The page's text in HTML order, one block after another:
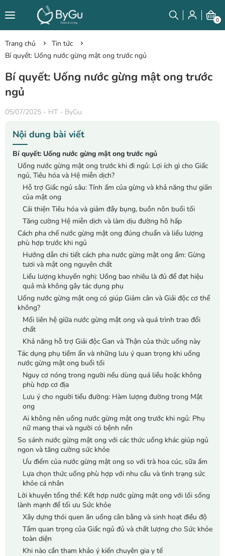
0
Trang chủ
Tin tức
Bí quyết: Uống nước gừng mật ong trước ngủ
Bí quyết: Uống nước gừng mật ong trước
ngủ
05/07/2025 - HT - ByGu
Nội dung bài viết
Bí quyết: Uống nước gừng mật ong trước ngủ
Uống nước gừng mật ong trước khi đi ngủ: Lợi ích gì cho Giấc
ngủ, Tiêu hóa và Hệ miễn dịch?
Hỗ trợ Giấc ngủ sâu: Tính ấm của gừng và khả năng thư giãn
của mật ong
Cải thiện Tiêu hóa và giảm đầy bụng, buồn nôn buổi tối
Tăng cường Hệ miễn dịch và làm dịu đường hô hấp
Cách pha chế nước gừng mật ong đúng chuẩn và liều lượng
phù hợp trước khi ngủ
Hướng dẫn chi tiết cách pha nước gừng mật ong ấm: Gừng
tươi và mật ong nguyên chất
Liều lượng khuyến nghị: Uống bao nhiêu là đủ để đạt hiệu
quả mà không gây tác dụng phụ
Uống nước gừng mật ong có giúp Giảm cân và Giải độc cơ thể
không?
Mối liên hệ giữa nước gừng mật ong và quá trình trao đổi
chất
Khả năng hỗ trợ Giải độc Gan và Thận của thức uống này
Tác dụng phụ tiềm ẩn và những lưu ý quan trọng khi uống
nước gừng mật ong buổi tối
Nguy cơ nóng trong người nếu dùng quá liều hoặc không
phù hợp cơ địa
Lưu ý cho người tiểu đường: Hàm lượng đường trong Mật
ong
Ai không nên uống nước gừng mật ong trước khi ngủ: Phụ
nữ mang thai và người có bệnh nền
So sánh nước gừng mật ong với các thức uống khác giúp ngủ
ngon và tăng cường sức khỏe
Ưu điểm của nước gừng mật ong so với trà hoa cúc, sữa ấm
Lựa chọn thức uống phù hợp với nhu cầu và tình trạng sức
khỏe cá nhân
Lời khuyên tổng thể: Kết hợp nước gừng mật ong với lối sống
lành mạnh để tối ưu Sức khỏe
Xây dựng thói quen ăn uống cân bằng và sinh hoạt điều độ
Tầm quan trọng của Giấc ngủ đủ và chất lượng cho Sức khỏe
toàn diện
Khi nào cần tham khảo ý kiến chuyên gia y tế